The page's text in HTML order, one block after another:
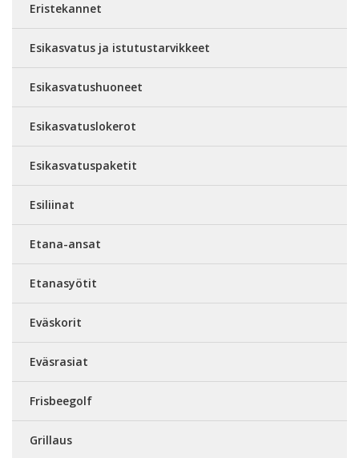
Eristekannet
Esikasvatus ja istutustarvikkeet
Esikasvatushuoneet
Esikasvatuslokerot
Esikasvatuspaketit
Esiliinat
Etana-ansat
Etanasyötit
Eväskorit
Eväsrasiat
Frisbeegolf
Grillaus